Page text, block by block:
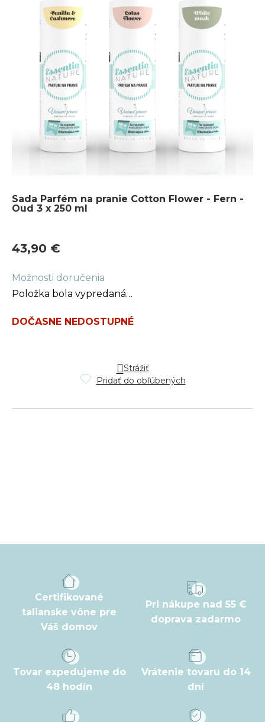
Sada Parfém na pranie Cotton Flower - Fern -
Oud 3 x 250 ml
43,90 €
cena:
DOČASNE NEDOSTUPNÉ
Možnosti doručenia
Položka bola vypredaná…
Strážiť
Pridať do obľúbených
á
Certifikované
talianske vône pre
Váš domov
Pri nákupe nad 55 €
doprava zadarmo
Tovar expedujeme do
48 hodín
Vrátenie tovaru do 14
dní